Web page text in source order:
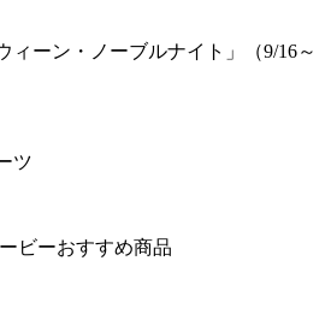
ィーン・ノーブルナイト」（9/16～
ツ
ビーおすすめ商品